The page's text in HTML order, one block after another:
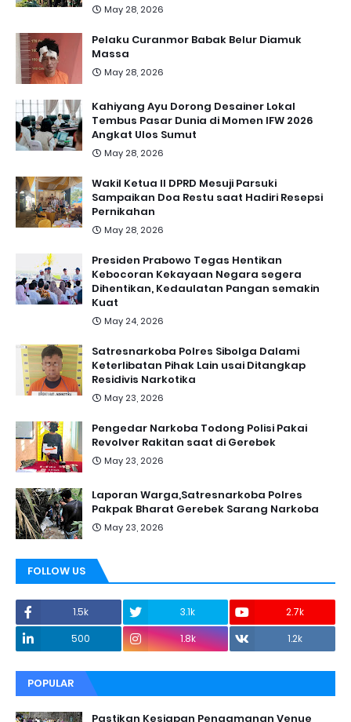
May 28, 2026
Pelaku Curanmor Babak Belur Diamuk
Massa
May 28, 2026
Kahiyang Ayu Dorong Desainer Lokal
Tembus Pasar Dunia di Momen IFW 2026
Angkat Ulos Sumut
May 28, 2026
Wakil Ketua II DPRD Mesuji Parsuki
Sampaikan Doa Restu saat Hadiri Resepsi
Pernikahan
May 28, 2026
Presiden Prabowo Tegas Hentikan
Kebocoran Kekayaan Negara segera
Dihentikan, Kedaulatan Pangan semakin
Kuat
May 24, 2026
Satresnarkoba Polres Sibolga Dalami
Keterlibatan Pihak Lain usai Ditangkap
Residivis Narkotika
May 23, 2026
Pengedar Narkoba Todong Polisi Pakai
Revolver Rakitan saat di Gerebek
May 23, 2026
Laporan Warga,Satresnarkoba Polres
Pakpak Bharat Gerebek Sarang Narkoba
May 23, 2026
FOLLOW US
1.5k 3.1k
2.7k
500
1.8k 1.2k
POPULAR
Pastikan Kesiapan Pengamanan Venue